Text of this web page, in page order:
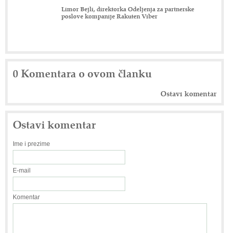
Limor Bejli, direktorka Odeljenja za partnerske
poslove kompanije Rakuten Viber
0 Komentara o ovom članku
Ostavi komentar
Ostavi komentar
Ime i prezime
E-mail
Komentar